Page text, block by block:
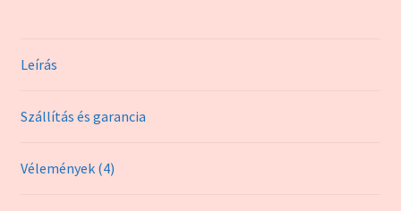
Leírás
Szállítás és garancia
Vélemények (4)